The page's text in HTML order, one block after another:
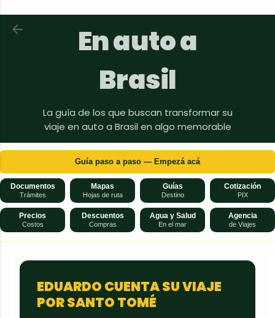
Ir al contenido principal
En auto a
Brasil
La guía de los que buscan transformar su
viaje en auto a Brasil en algo memorable
Guía paso a paso — Empezá acá
Documentos
Trámites
Mapas
Hojas de ruta
Guías
Destino
Cotización
PIX
Precios
Costos
Descuentos
Compras
Agua y Salud
En el mar
Agencia
de Viajes
EDUARDO CUENTA SU VIAJE
POR SANTO TOMÉ